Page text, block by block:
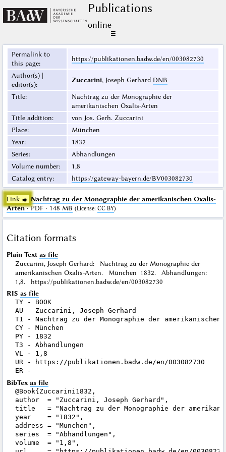
Publications
online
☰
Permalink to
this page:
https://publikationen.badw.de/en/003082730
Author(s) |
editor(s):
Zuccarini, Joseph Gerhard DNB
Title:
Nachtrag zu der Monographie der
amerikanischen Oxalis-Arten
Title addition:
von Jos. Gerh. Zuccarini
Place:
München
Year:
1832
Series:
Abhandlungen
Volume number:
1,8
Catalog entry: https://gateway-bayern.de/BV003082730
Link ☛ Nachtrag zu der Monographie der amerikanischen Oxalis-
Arten· PDF · 148 MB (License: CC BY)
Citation formats
Plain Text as file
Zuccarini, Joseph Gerhard: Nachtrag zu der Monographie der
amerikanischen Oxalis-Arten. München 1832. Abhandlungen:
1,8. https://publikationen.badw.de/en/003082730
RIS as file
TY - BOOK
AU - Zuccarini, Joseph Gerhard
T1 - Nachtrag zu der Monographie der amerikanischen
CY - München
PY - 1832
T3 - Abhandlungen
VL - 1,8
UR - https://publikationen.badw.de/en/003082730
BibTex as file
@Book{Zuccarini1832,
author  = "Zuccarini, Joseph Gerhard",
title   = "Nachtrag zu der Monographie der
year    = "1832",
address = "München",
series  = "Abhandlungen",
volume  = "1,8",